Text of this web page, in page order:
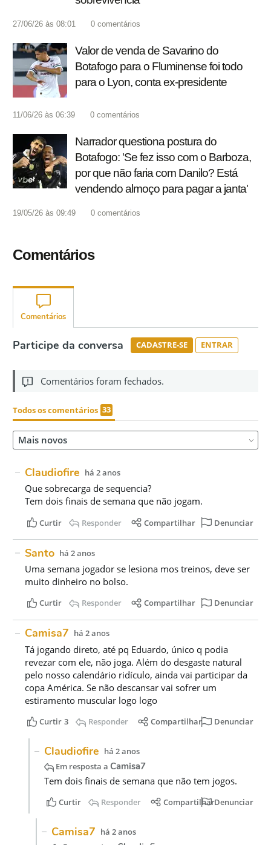
27/06/26 às 08:01 0 comentários
Valor de venda de Savarino do
Botafogo para o Fluminense foi todo
para o Lyon, conta ex-presidente
11/06/26 às 06:39 0 comentários
Narrador questiona postura do
Botafogo: 'Se fez isso com o Barboza,
por que não faria com Danilo? Está
vendendo almoço para pagar a janta'
19/05/26 às 09:49 0 comentários
Comentários